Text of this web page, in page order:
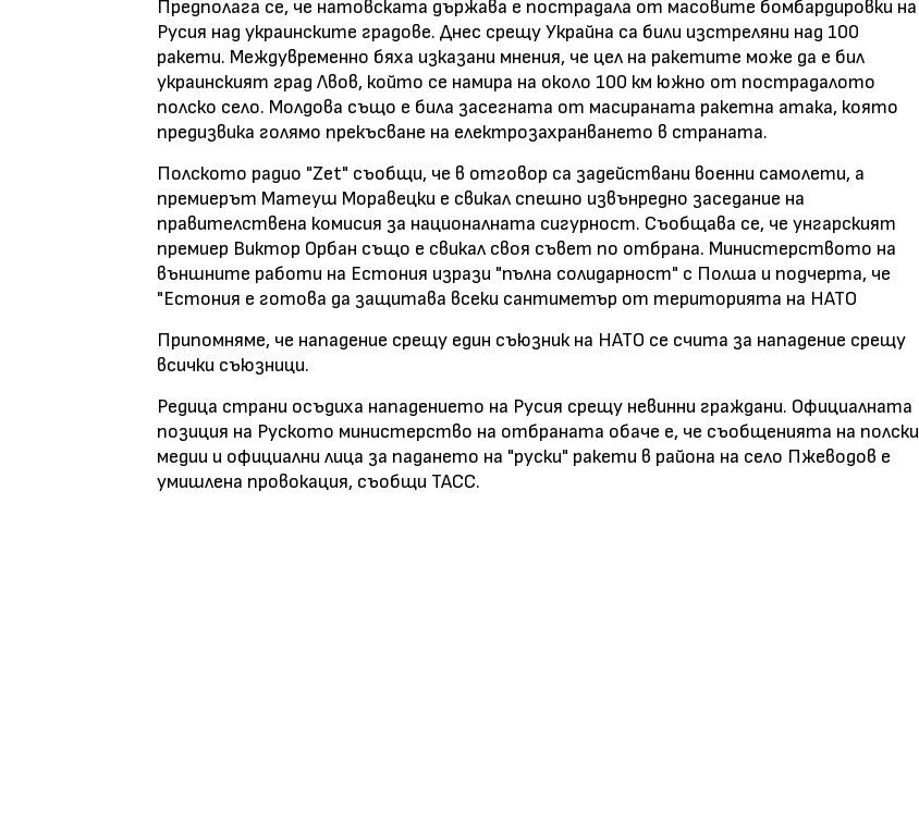
Предполага се, че натовската държава е пострадала от масовите бомбардировки на
Русия над украинските градове. Днес срещу Украйна са били изстреляни над 100
ракети. Междувременно бяха изказани мнения, че цел на ракетите може да е бил
украинският град Лвов, който се намира на около 100 км южно от пострадалото
полско село. Молдова също е била засегната от масираната ракетна атака, която
предизвика голямо прекъсване на електрозахранването в страната.
Полското радио "Zet" съобщи, че в отговор са задействани военни самолети, а
премиерът Матеуш Моравецки е свикал спешно извънредно заседание на
правителствена комисия за националната сигурност. Съобщава се, че унгарският
премиер Виктор Орбан също е свикал своя съвет по отбрана. Министерството на
външните работи на Естония изрази "пълна солидарност" с Полша и подчерта, че
"Естония е готова да защитава всеки сантиметър от територията на НАТО
Припомняме, че нападение срещу един съюзник на НАТО се счита за нападение срещу
всички съюзници.
Редица страни осъдиха нападението на Русия срещу невинни граждани. Официалната
позиция на Руското министерство на отбраната обаче е, че съобщенията на полски
медии и официални лица за падането на "руски" ракети в района на село Пжеводов е
умишлена провокация, съобщи ТАСС.